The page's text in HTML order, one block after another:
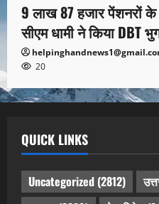
9 लाख 87 हजार पेंशनरों
सीएम धामी ने किया DBT
20
QUICK LINKS
Uncategorized (2812)